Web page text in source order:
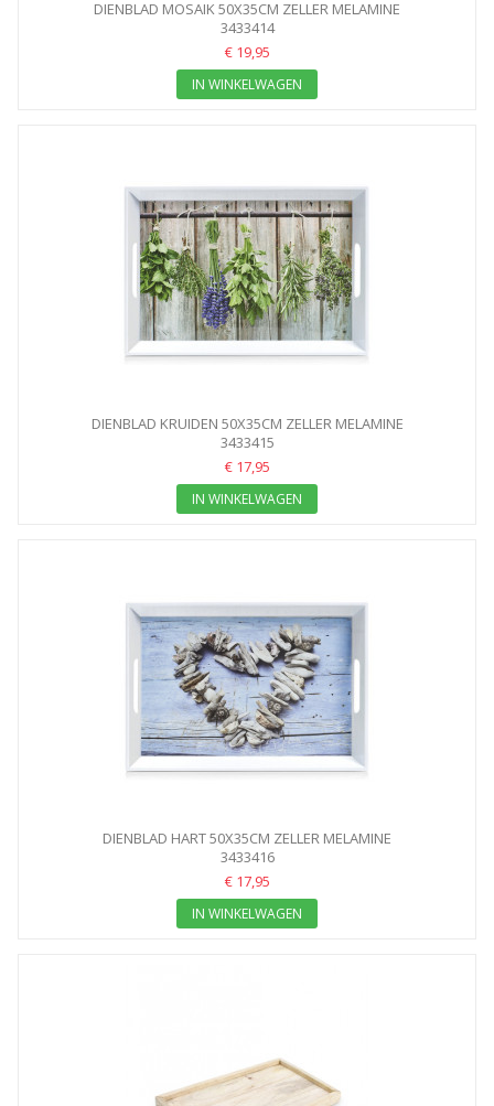
DIENBLAD MOSAIK 50X35CM ZELLER MELAMINE
3433414
€ 19,95
IN WINKELWAGEN
DIENBLAD KRUIDEN 50X35CM ZELLER MELAMINE
3433415
€ 17,95
IN WINKELWAGEN
DIENBLAD HART 50X35CM ZELLER MELAMINE
3433416
€ 17,95
IN WINKELWAGEN